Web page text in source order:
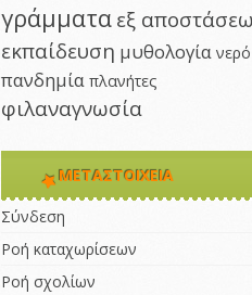
γράμματα εξ
εκπαίδευση μυθολογία νερό
πανδημία πλανήτες
φιλαναγνωσία
ΜΕΤΑΣΤΟΙΧΕΊΑ
Σύνδεση
Ροή καταχωρίσεων
Ροή σχολίων